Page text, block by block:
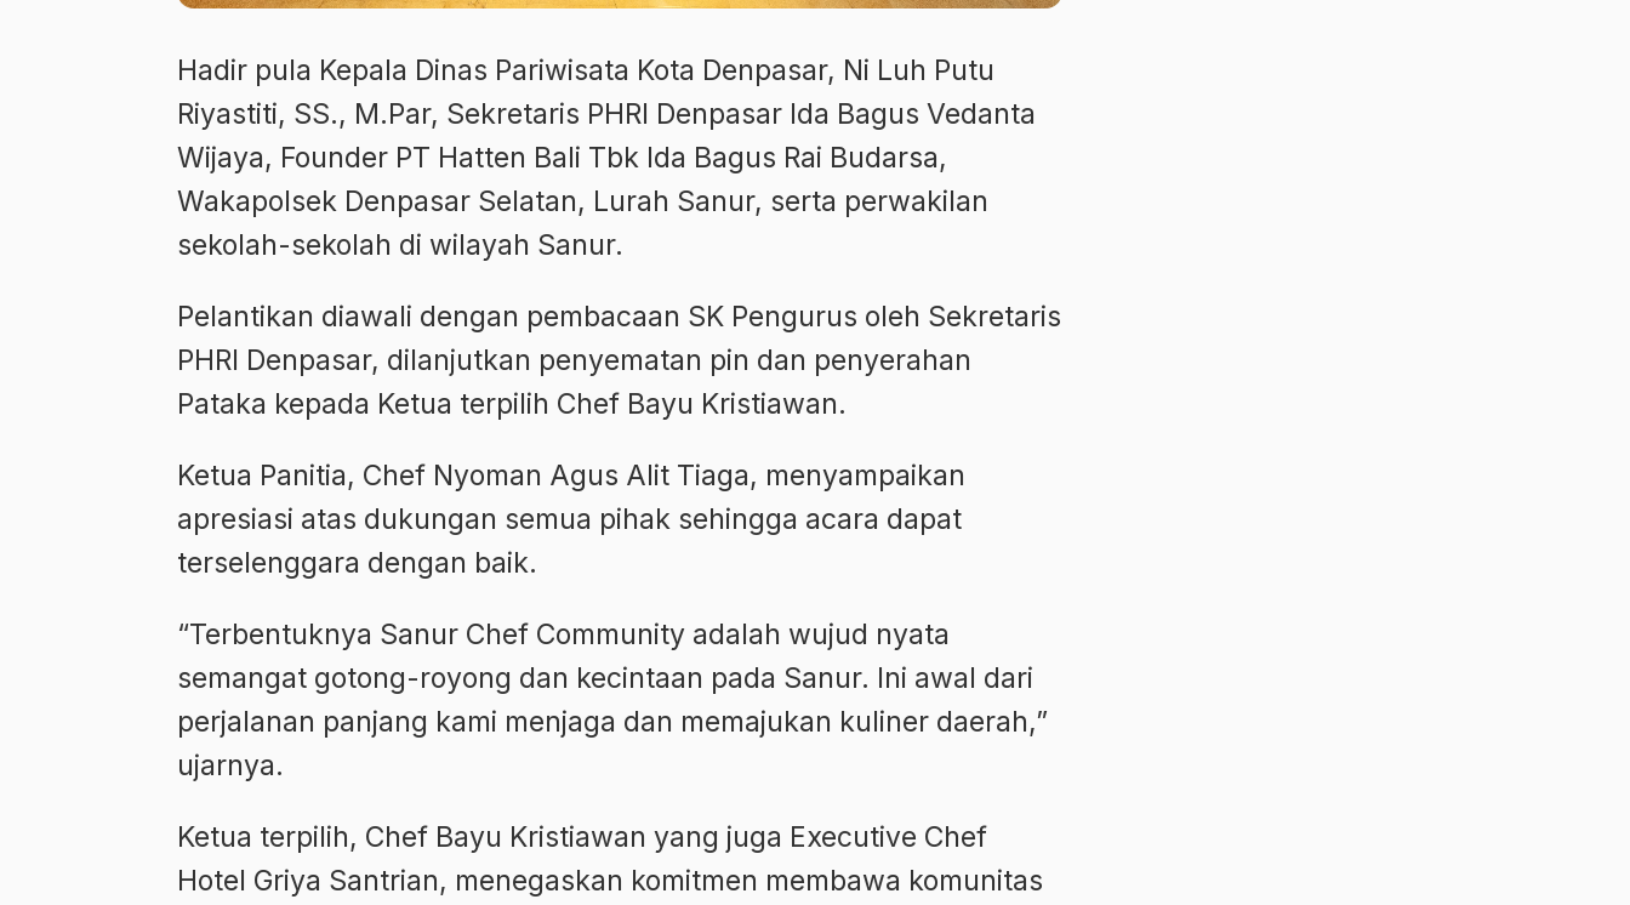
Hadir pula Kepala Dinas Pariwisata Kota Denpasar, Ni Luh Putu
Riyastiti, SS., M.Par, Sekretaris PHRI Denpasar Ida Bagus Vedanta
Wijaya, Founder PT Hatten Bali Tbk Ida Bagus Rai Budarsa,
Wakapolsek Denpasar Selatan, Lurah Sanur, serta perwakilan
sekolah-sekolah di wilayah Sanur.
Pelantikan diawali dengan pembacaan SK Pengurus oleh Sekretaris
PHRI Denpasar, dilanjutkan penyematan pin dan penyerahan
Pataka kepada Ketua terpilih Chef Bayu Kristiawan.
Ketua Panitia, Chef Nyoman Agus Alit Tiaga, menyampaikan
apresiasi atas dukungan semua pihak sehingga acara dapat
terselenggara dengan baik.
“Terbentuknya Sanur Chef Community adalah wujud nyata
semangat gotong-royong dan kecintaan pada Sanur. Ini awal dari
perjalanan panjang kami menjaga dan memajukan kuliner daerah,”
ujarnya.
Ketua terpilih, Chef Bayu Kristiawan yang juga Executive Chef
Hotel Griya Santrian, menegaskan komitmen membawa komunitas